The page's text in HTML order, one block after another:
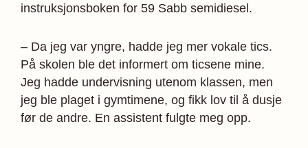
instruksjonsboken for 59 Sabb semidiesel.
– Da jeg var yngre, hadde jeg mer vokale tics.
På skolen ble det informert om ticsene mine.
Jeg hadde undervisning utenom klassen, men
jeg ble plaget i gymtimene, og fikk lov til å dusje
før de andre. En assistent fulgte meg opp.